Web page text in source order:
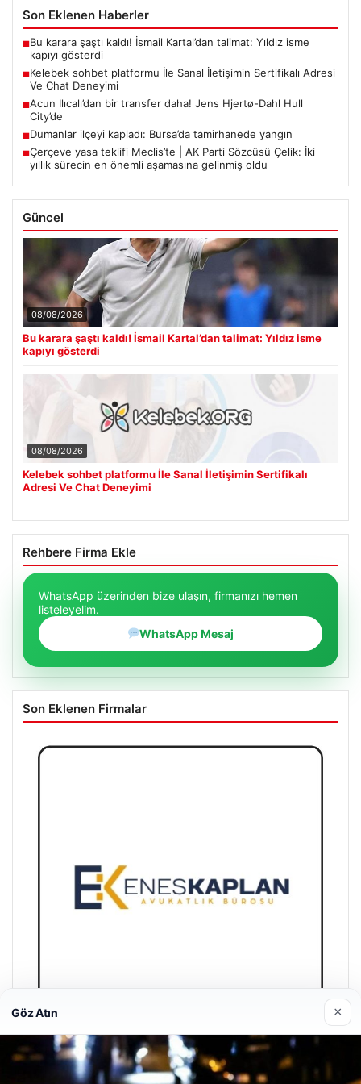
Son Eklenen Haberler
■Bu karara şaştı kaldı! İsmail Kartal’dan talimat: Yıldız isme
kapıyı gösterdi
■Kelebek sohbet platformu İle Sanal İletişimin Sertifikalı Adresi
Ve Chat Deneyimi
■Acun Ilıcalı’dan bir transfer daha! Jens Hjertø-Dahl Hull
City’de
■Dumanlar ilçeyi kapladı: Bursa’da tamirhanede yangın
■Çerçeve yasa teklifi Meclis’te | AK Parti Sözcüsü Çelik: İki
yıllık sürecin en önemli aşamasına gelinmiş oldu
Güncel
08/08/2026
Bu karara şaştı kaldı! İsmail Kartal’dan talimat: Yıldız isme
kapıyı gösterdi
08/08/2026
Kelebek sohbet platformu İle Sanal İletişimin Sertifikalı
Adresi Ve Chat Deneyimi
Rehbere Firma Ekle
WhatsApp üzerinden bize ulaşın, firmanızı hemen
listeleyelim.
WhatsApp Mesaj
Son Eklenen Firmalar
Enes Kaplan Avukatlık Bürosu
Göz Atın ×